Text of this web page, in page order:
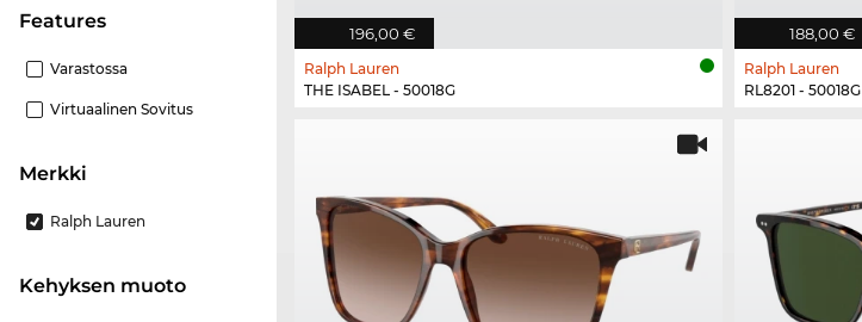
Features
Varastossa
Virtuaalinen Sovitus
Merkki
Ralph Lauren
Kehyksen muoto
196,00 €
Ralph Lauren
THE ISABEL - 50018G
188,00 €
Ralph Lauren
RL8201 - 50018G